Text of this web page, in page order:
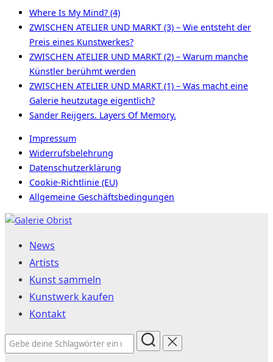
Where Is My Mind? (4)
ZWISCHEN ATELIER UND MARKT (3) – Wie entsteht der
Preis eines Kunstwerkes?
ZWISCHEN ATELIER UND MARKT (2) – Warum manche
Künstler berühmt werden
ZWISCHEN ATELIER UND MARKT (1) – Was macht eine
Galerie heutzutage eigentlich?
Sander Reijgers. Layers Of Memory.
Impressum
Widerrufsbelehrung
Datenschutzerklärung
Cookie-Richtlinie (EU)
Allgemeine Geschäftsbedingungen
Zum
springenNews
Artists
Kunst sammeln
Kunstwerk kaufen
Kontakt
Suchen
nach: